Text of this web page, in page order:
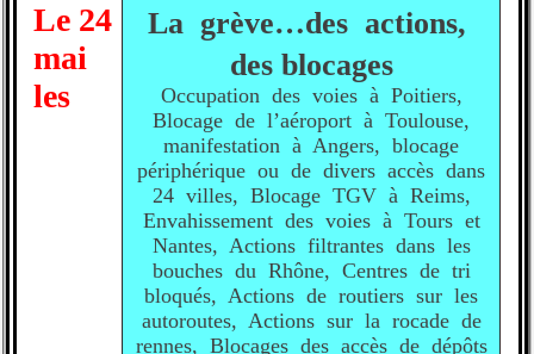
La grève…des actions,
des blocages
Occupation des voies à Poitiers,
Blocage de l’aéroport à Toulouse,
manifestation à Angers, blocage
périphérique ou de divers accès dans
24 villes, Blocage TGV à Reims,
Envahissement des voies à Tours et
Nantes, Actions filtrantes dans les
bouches du Rhône, Centres de tri
bloqués, Actions de routiers sur les
autoroutes, Actions sur la rocade de
rennes, Blocages des accès de dépôts
Le 24
mai
les